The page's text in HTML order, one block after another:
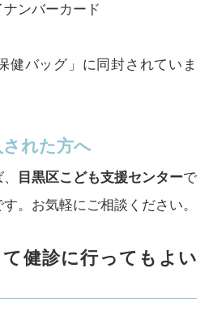
ンバーカード
健バッグ」に同封されていま
れた方へ
目黒区こども支援センターで
。お気軽にご相談ください。
健診に行ってもよい